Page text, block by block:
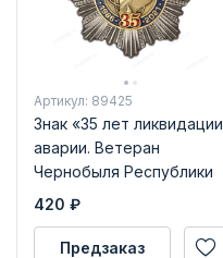
Артикул: 89425
Знак «35 лет ликвидации
аварии. Ветеран
Чернобыля Республики
Казахстан»
420 ₽
Предзаказ